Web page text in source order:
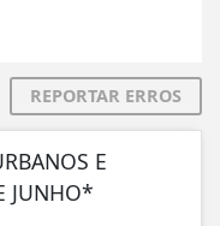
REPORTAR ERROS
E
JUNHO*